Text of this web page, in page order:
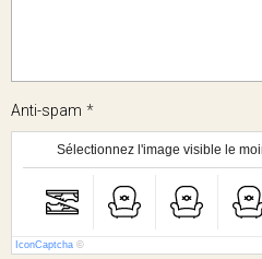
Anti-spam
Sélectionnez l'image visible le
IconCaptcha ©